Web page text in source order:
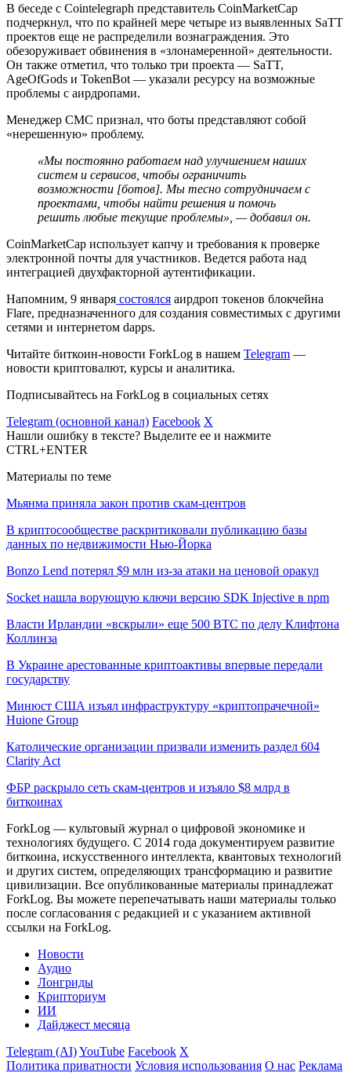
В беседе с Cointelegraph представитель CoinMarketCap
подчеркнул, что по крайней мере четыре из выявленных SaTT
проектов еще не распределили вознаграждения. Это
обезоруживает обвинения в «злонамеренной» деятельности.
Он также отметил, что только три проекта — SaTT,
AgeOfGods и TokenBot — указали ресурсу на возможные
проблемы с аирдропами.
Менеджер CMC признал, что боты представляют собой
«нерешенную» проблему.
«Мы постоянно работаем над улучшением наших
систем и сервисов, чтобы ограничить
возможности [ботов]. Мы тесно сотрудничаем с
проектами, чтобы найти решения и помочь
решить любые текущие проблемы», — добавил он.
CoinMarketCap использует капчу и требования к проверке
электронной почты для участников. Ведется работа над
интеграцией двухфакторной аутентификации.
Напомним, 9 января состоялся аирдроп токенов блокчейна
Flare, предназначенного для создания совместимых с другими
сетями и интернетом dapps.
Читайте биткоин-новости ForkLog в нашем Telegram —
новости криптовалют, курсы и аналитика.
Подписывайтесь на ForkLog в социальных сетях
Telegram (основной канал) Facebook X
Нашли ошибку в тексте? Выделите ее и нажмите
CTRL+ENTER
Материалы по теме
Мьянма приняла закон против скам-центров
В криптосообществе раскритиковали публикацию базы
данных по недвижимости Нью-Йорка
Bonzo Lend потерял $9 млн из-за атаки на ценовой оракул
Socket нашла ворующую ключи версию SDK Injective в npm
Власти Ирландии «вскрыли» еще 500 BTC по делу Клифтона
Коллинза
В Украине арестованные криптоактивы впервые передали
государству
Минюст США изъял инфраструктуру «криптопрачечной»
Huione Group
Католические организации призвали изменить раздел 604
Clarity Act
ФБР раскрыло сеть скам-центров и изъяло $8 млрд в
биткоинах
ForkLog — культовый журнал о цифровой экономике и
технологиях будущего. С 2014 года документируем развитие
биткоина, искусственного интеллекта, квантовых технологий
и других систем, определяющих трансформацию и развитие
цивилизации. Все опубликованные материалы принадлежат
ForkLog. Вы можете перепечатывать наши материалы только
после согласования с редакцией и с указанием активной
ссылки на ForkLog.
Новости
Аудио
Лонгриды
Крипториум
ИИ
Дайджест месяца
Telegram (AI)YouTube Facebook X
Политика приватности Условия использования О нас Реклама